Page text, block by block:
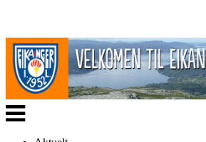
Veksle
navigasjon